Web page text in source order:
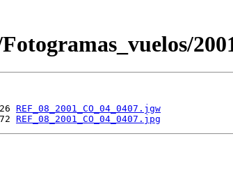
REF_08_2001_CO_04_0407.jgw
REF_08_2001_CO_04_0407.jpg